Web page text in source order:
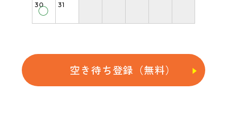
30
◯
31
空き待ち登録（無料）